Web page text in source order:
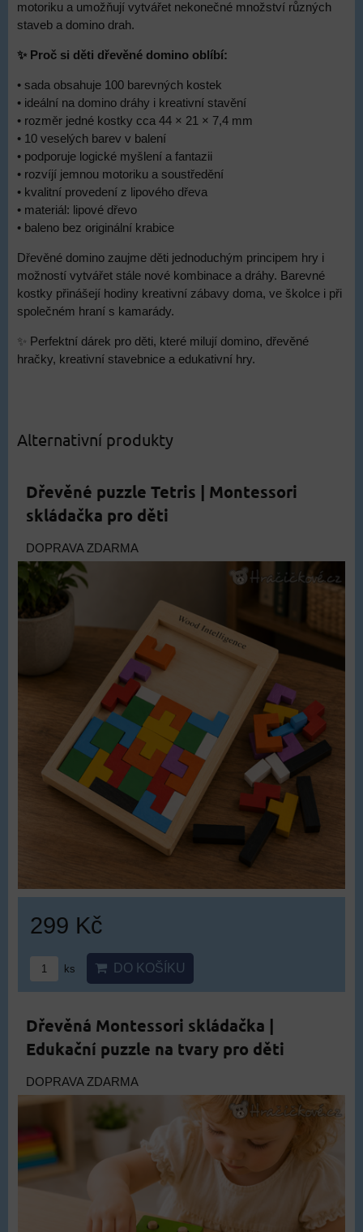
motoriku a umožňují vytvářet nekonečné množství různých
staveb a domino drah.
✨ Proč si děti dřevěné domino oblíbí:
• sada obsahuje 100 barevných kostek
• ideální na domino dráhy i kreativní stavění
• rozměr jedné kostky cca 44 × 21 × 7,4 mm
• 10 veselých barev v balení
• podporuje logické myšlení a fantazii
• rozvíjí jemnou motoriku a soustředění
• kvalitní provedení z lipového dřeva
• materiál: lipové dřevo
• baleno bez originální krabice
Dřevěné domino zaujme děti jednoduchým principem hry i
možností vytvářet stále nové kombinace a dráhy. Barevné
kostky přinášejí hodiny kreativní zábavy doma, ve školce i při
společném hraní s kamarády.
✨ Perfektní dárek pro děti, které milují domino, dřevěné
hračky, kreativní stavebnice a edukativní hry.
Alternativní produkty
Dřevěné puzzle Tetris | Montessori
skládačka pro děti
DOPRAVA ZDARMA
299 Kč
ks DO KOŠÍKU
Dřevěná Montessori skládačka |
Edukační puzzle na tvary pro děti
DOPRAVA ZDARMA